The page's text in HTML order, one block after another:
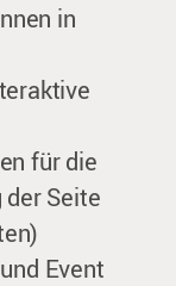
in
für die
Seite
Event